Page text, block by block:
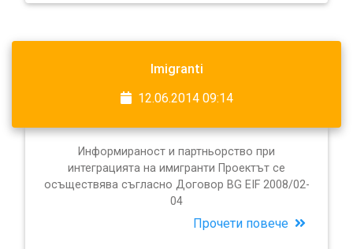
Imigranti
12.06.2014 09:14
Информираност и партньорство при
интеграцията на имигранти Проектът се
осъществява съгласно Договор BG EIF 2008/02-
04
Прочети повече